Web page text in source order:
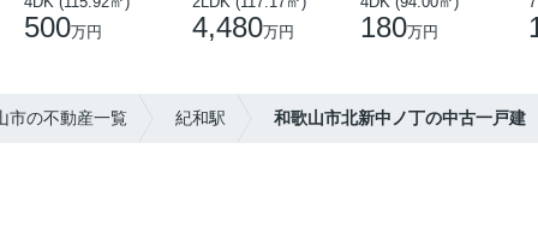
500万円 4,480万円 180万円
市の不動産一覧 紀和駅 和歌山市北新中ノ丁の中古一戸建